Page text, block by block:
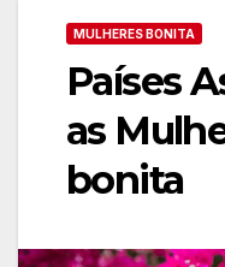
MULHERES BONITA
Países
as
bonita